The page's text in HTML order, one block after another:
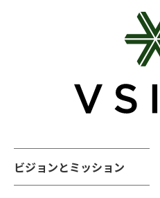
ビジョンとミッション